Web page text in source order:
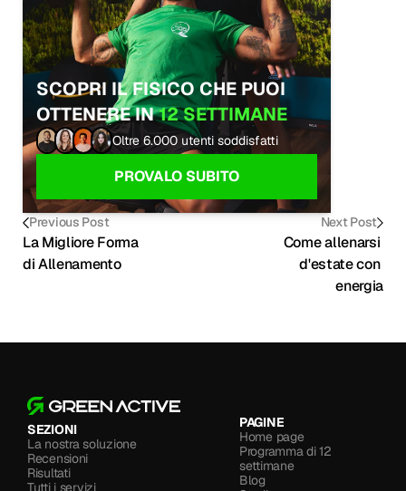
SCOPRI IL FISICO CHE PUOI
OTTENERE IN 12 SETTIMANE
Oltre 6.000 utenti soddisfatti
PROVALO SUBITO
Previous Post
La Migliore Forma
di Allenamento
Next Post
Come allenarsi
d'estate con
energia
SEZIONI
La nostra soluzione
Recensioni
Risultati
Tutti i servizi
PAGINE
Home page
Programma di 12
settimane
Blog